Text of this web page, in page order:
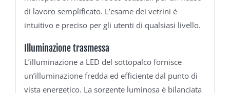
di lavoro semplificato. L’esame dei vetrini è
intuitivo e preciso per gli utenti di qualsiasi livello.
Illuminazione trasmessa
L’illuminazione a LED del sottopalco fornisce
un’illuminazione fredda ed efficiente dal punto di
vista energetico. La sorgente luminosa è bilanciata